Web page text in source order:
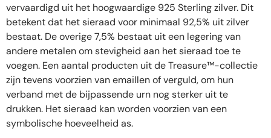
vervaardigd uit het hoogwaardige 925 Sterling zilver. Dit
betekent dat het sieraad voor minimaal 92,5% uit zilver
bestaat. De overige 7,5% bestaat uit een legering van
andere metalen om stevigheid aan het sieraad toe te
voegen. Een aantal producten uit de Treasure™-collectie
zijn tevens voorzien van emaillen of verguld, om hun
verband met de bijpassende urn nog sterker uit te
drukken. Het sieraad kan worden voorzien van een
symbolische hoeveelheid as.